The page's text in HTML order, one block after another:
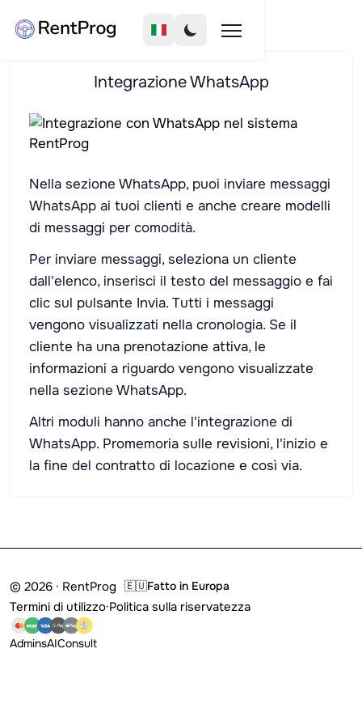
Integrazione WhatsApp
Nella sezione WhatsApp, puoi inviare messaggi
WhatsApp ai tuoi clienti e anche creare modelli
di messaggi per comodità.
Per inviare messaggi, seleziona un cliente
dall'elenco, inserisci il testo del messaggio e fai
clic sul pulsante Invia. Tutti i messaggi
vengono visualizzati nella cronologia. Se il
cliente ha una prenotazione attiva, le
informazioni a riguardo vengono visualizzate
nella sezione WhatsApp.
Altri moduli hanno anche l'integrazione di
WhatsApp. Promemoria sulle revisioni, l'inizio e
la fine del contratto di locazione e così via.
© 2026 · RentProg 🇪🇺Fatto in Europa
Termini di utilizzo·Politica sulla riservatezza
AdminsAIConsult